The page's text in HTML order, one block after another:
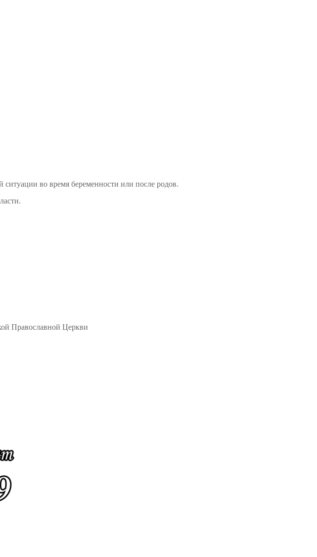
во время беременности или после родов.
Православной Церкви